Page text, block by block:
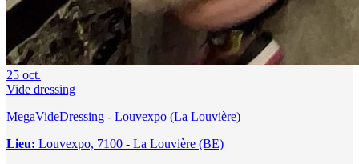
25 oct.
Vide dressing
MegaVideDressing - Louvexpo (La Louvière)
Lieu: Louvexpo, 7100 - La Louvière (BE)